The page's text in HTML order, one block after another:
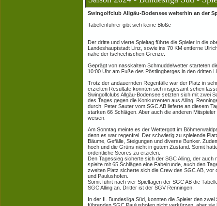
Swingolfclub Allgäu-Bodensee weiterhin an der
Tabellenführer gibt sich keine Blöße
Der dritte und vierte Spieltag führte die Spieler in die
Landeshauptstadt Linz, sowie ins 70 KM entferne
nahe der tschechischen Grenze.
Geprägt von nasskaltem Schmuddelwetter starteten
10:00 Uhr am Fuße des Pöstlingberges in den dritten
Trotz der andauernden Regenfälle war der Platz in
erzielten Resultate konnten sich insgesamt sehen
Swingolfclubs Allgäu-Bodensee setzten sich mit zwei
des Tages gegen die Konkurrenten aus Alling,
durch. Peter Sauter vom SGC AB lieferte an diesem
starken 66 Schlägen. Aber auch die anderen
weisen.
Am Sonntag meinte es der Wettergott im
denn es war regenfrei. Der schwierig zu spielende
Bäume, Gefälle, Steigungen und diverse Bunker.
hoch und die Grüns nicht in gutem Zustand. Somit
ordentliche Scores zu erzielen.
Den Tagessieg sicherte sich der SGC Alling, der auch
spielte mit 65 Schlägen eine Fabelrunde, auch den
zweiten Platz sicherte sich die Crew des SGC AB, vor
und Paulushofen.
Somit führt nach vier Spieltagen der SGC AB die
SGC Alling an. Dritter ist der SGV Renningen.
In der II. Bundesliga Süd, konnten die Spieler den